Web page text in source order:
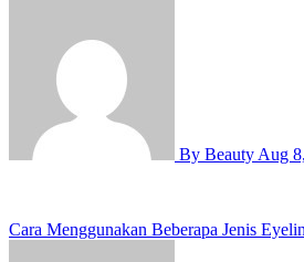
By Beauty Aug
Post
Cara Menggunakan Beberapa Jenis